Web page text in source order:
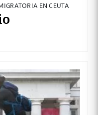
EN CEUTA